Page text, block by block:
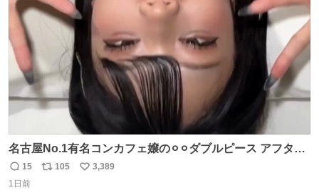
数
名古屋No.1有名コンカフェ嬢の⚪︎⚪︎ダブルピース アフター
で毎回これしてくれたらそりゃ通うわw
返
信
15
リ
105
い
3,389
1日前